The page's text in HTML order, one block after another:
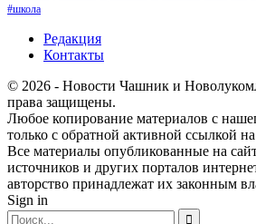
#школа
Редакция
Контакты
© 2026 - Новости Чашник и
права защищены.
Любое копирование материалов с
только с обратной активной ссылкой
Все материалы опубликованные на
источников и других порталов
авторство принадлежат их законным
Sign in